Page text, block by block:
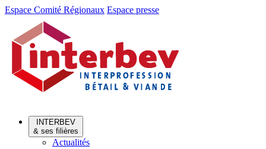
Aller
Aller
contenu
Espace Comité Régionaux Espace presse
INTERBEV
& ses filières
Actualités